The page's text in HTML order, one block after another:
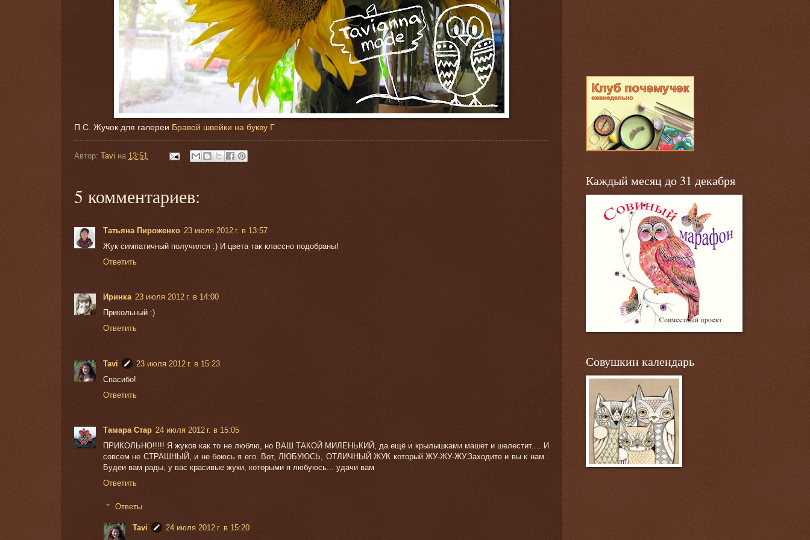
П.С. Жучок для галереи Бравой швейки на букву Г
Автор: Tavi на 13:51
5 комментариев:
Татьяна Пироженко 23 июля 2012 г. в 13:57
Жук симпатичный получился :) И цвета так классно подобраны!
Ответить
Иринка 23 июля 2012 г. в 14:00
Прикольный :)
Ответить
Tavi
23 июля 2012 г. в 15:23
Спасибо!
Ответить
Тамара Стар 24 июля 2012 г. в 15:05
ПРИКОЛЬНО!!!!! Я жуков как то не люблю, но ВАШ ТАКОЙ МИЛЕНЬКИЙ, да ещё и крылышками машет и шелестит.... И
совсем не СТРАШНЫЙ, и не боюсь я его. Вот, ЛЮБУЮСЬ, ОТЛИЧНЫЙ ЖУК который ЖУ-ЖУ-ЖУ.Заходите и вы к нам .
Будеи вам рады, у вас красивые жуки, которыми я любуюсь... удачи вам
Ответить
Ответы
Tavi
24 июля 2012 г. в 15:20
Каждый месяц до 31 декабря
Совушкин календарь